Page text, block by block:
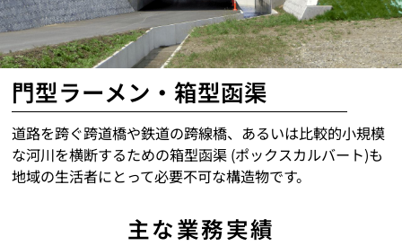
門型ラーメン・箱型函渠
道路を跨ぐ跨道橋や鉄道の跨線橋、あるいは比較的小規模
な河川を横断するための箱型函渠 (ポックスカルバート)も
地域の生活者にとって必要不可な構造物です。
主な業務実績